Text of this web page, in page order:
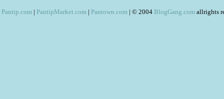
Pantip.com | PantipMarket.com | Pantown.com | © 2004 BlogGang.com allrights